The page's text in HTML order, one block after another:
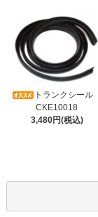
トランクシール
CKE10018
3,480円(税込)